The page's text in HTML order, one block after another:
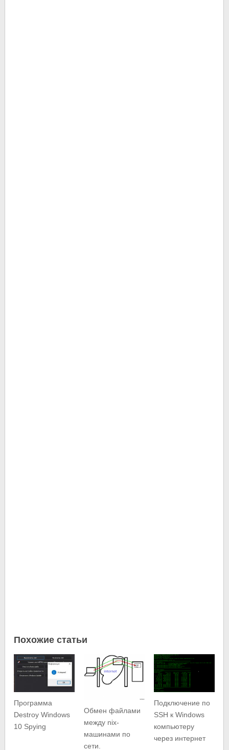
Похожие статьи
Программа
Destroy Windows
10 Spying
Обмен файлами
между nix-
машинами по
сети.
Подключение по
SSH к Windows
компьютеру
через интернет